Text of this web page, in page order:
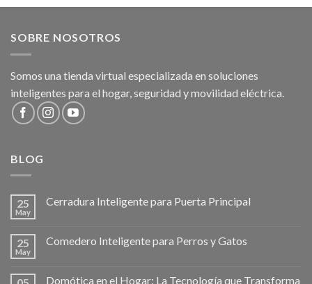
SOBRE NOSOTROS
Somos una tienda virtual especializada en soluciones
inteligentes para el hogar, seguridad y movilidad eléctrica.
BLOG
25
May
Cerradura Inteligente para Puerta Principal
25
May
Comedero Inteligente para Perros y Gatos
Domótica en el Hogar: La Tecnología que Transforma